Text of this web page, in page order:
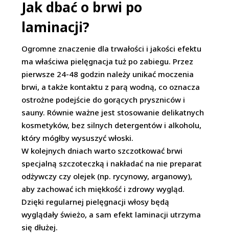
Jak dbać o brwi po
laminacji?
Ogromne znaczenie dla trwałości i jakości efektu
ma właściwa pielęgnacja tuż po zabiegu. Przez
pierwsze 24-48 godzin należy unikać moczenia
brwi, a także kontaktu z parą wodną, co oznacza
ostrożne podejście do gorących pryszniców i
sauny. Równie ważne jest stosowanie delikatnych
kosmetyków, bez silnych detergentów i alkoholu,
który mógłby wysuszyć włoski.
W kolejnych dniach warto szczotkować brwi
specjalną szczoteczką i nakładać na nie preparat
odżywczy czy olejek (np. rycynowy, arganowy),
aby zachować ich miękkość i zdrowy wygląd.
Dzięki regularnej pielęgnacji włosy będą
wyglądały świeżo, a sam efekt laminacji utrzyma
się dłużej.